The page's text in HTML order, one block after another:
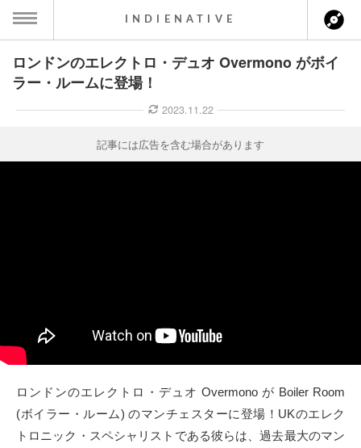
MENU
ト
SOCIAL
INDIENATIVE
ロンドンのエレクトロ・デュオ Overmono がボイ
ラー・ルームに登場！
2023.11.22
記事には広告を含む場合があります
ロンドンのエレクトロ・デュオ Overmono が Boiler Room
(ボイラー・ルーム) のマンチェスターに登場！UKのエレク
トロニック・スペシャリストである彼らは、過去最大のマン